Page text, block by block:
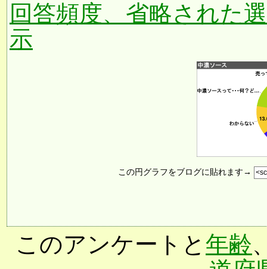
回答頻度、省略された
示
この円グラフをブログに貼れます→
このアンケートと 年齢